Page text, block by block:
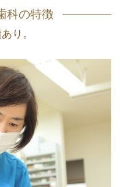
科の特徴
り。